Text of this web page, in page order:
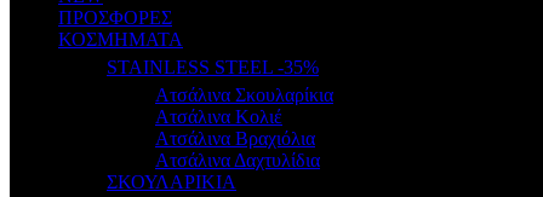
ΠΡΟΣΦΟΡΕΣ
ΚΟΣΜΗΜΑΤΑ
STAINLESS STEEL -35%
Ατσάλινα Σκουλαρίκια
Ατσάλινα Κολιέ
Ατσάλινα Βραχιόλια
Ατσάλινα Δαχτυλίδια
ΣΚΟΥΛΑΡΙΚΙΑ